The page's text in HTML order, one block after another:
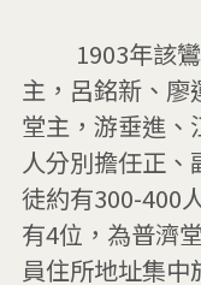
主，呂銘新、廖
堂主，游垂進
人分別擔任正
徒約有300-400
有4位，為普濟
員住所地址集中